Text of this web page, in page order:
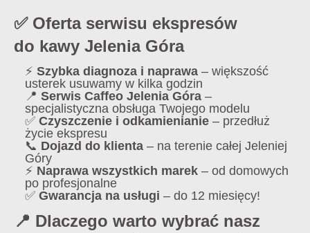
✅ Oferta serwisu ekspresów
do kawy Jelenia Góra
⚡ Szybka diagnoza i naprawa – większość
usterek usuwamy w kilka godzin
📍 Serwis Caffeo Jelenia Góra –
specjalistyczna obsługa Twojego modelu
✅ Czyszczenie i odkamienianie – przedłuż
życie ekspresu
📞 Dojazd do klienta – na terenie całej Jeleniej
Góry
⚡ Naprawa wszystkich marek – od domowych
po profesjonalne
✅ Gwarancja na usługi – do 12 miesięcy!
📍 Dlaczego warto wybrać nasz